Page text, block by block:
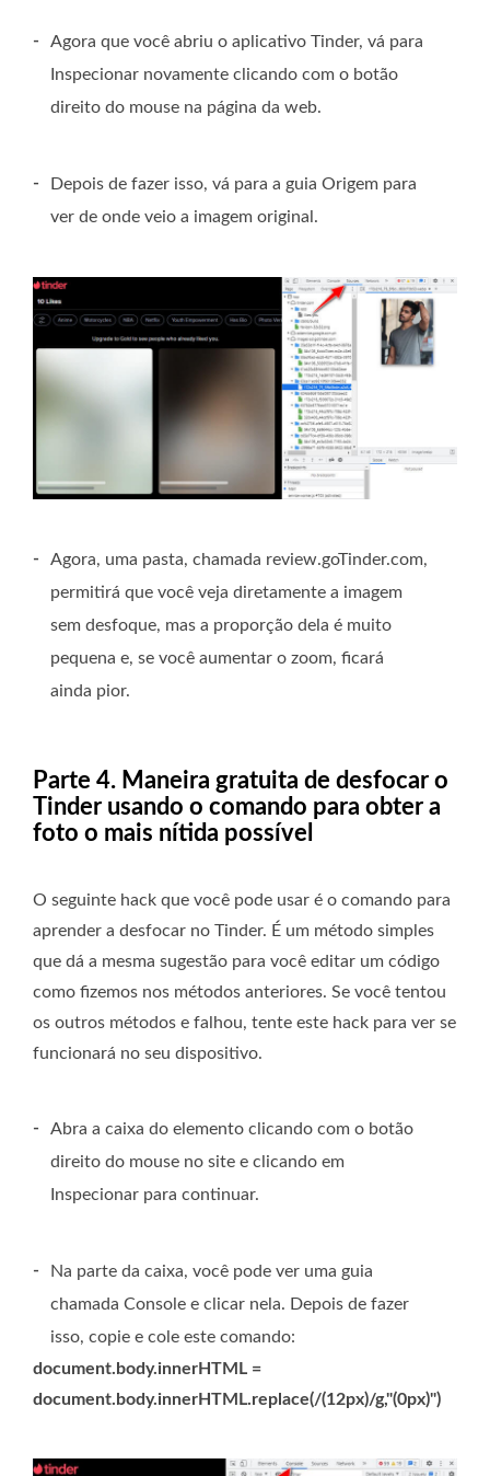
-
Agora que você abriu o aplicativo Tinder, vá para
Inspecionar novamente clicando com o botão
direito do mouse na página da web.
-
Depois de fazer isso, vá para a guia Origem para
ver de onde veio a imagem original.
-
Agora, uma pasta, chamada review.goTinder.com,
permitirá que você veja diretamente a imagem
sem desfoque, mas a proporção dela é muito
pequena e, se você aumentar o zoom, ficará
ainda pior.
Parte 4. Maneira gratuita de desfocar o
Tinder usando o comando para obter a
foto o mais nítida possível
O seguinte hack que você pode usar é o comando para
aprender a desfocar no Tinder. É um método simples
que dá a mesma sugestão para você editar um código
como fizemos nos métodos anteriores. Se você tentou
os outros métodos e falhou, tente este hack para ver se
funcionará no seu dispositivo.
-
Abra a caixa do elemento clicando com o botão
direito do mouse no site e clicando em
Inspecionar para continuar.
-
Na parte da caixa, você pode ver uma guia
chamada Console e clicar nela. Depois de fazer
isso, copie e cole este comando:
document.body.innerHTML =
document.body.innerHTML.replace(/(12px)/g,"(0px)")